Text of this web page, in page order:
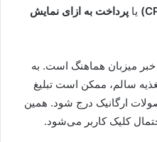
یا پرداخت به ازای نمایش
میزبان هماهنگ است. به
سالم، ممکن است تبلیغ
ارگانیک درج شود. همین
کلیک کاربر می‌شود.